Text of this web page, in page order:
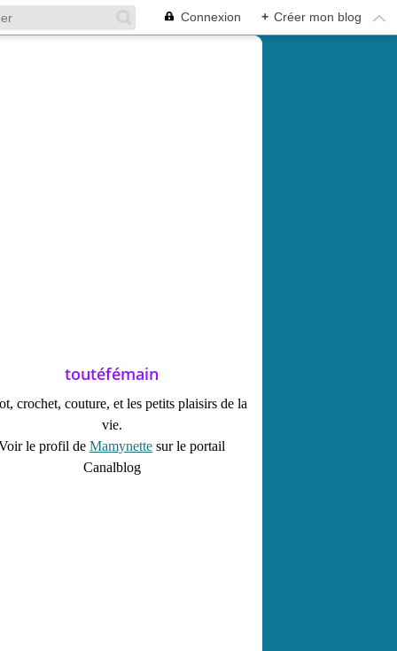
Connexion + Créer mon blog
toutéfémain
crochet, couture, et les petits plaisirs de la
vie.
le profil de Mamynette sur le portail
Canalblog